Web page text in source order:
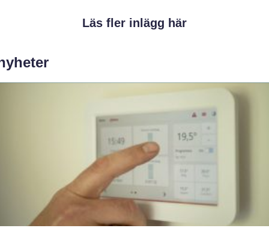
Läs fler inlägg här